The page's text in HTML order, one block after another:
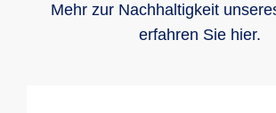
Mehr zur Nachhaltigkeit
erfahren Sie hier.